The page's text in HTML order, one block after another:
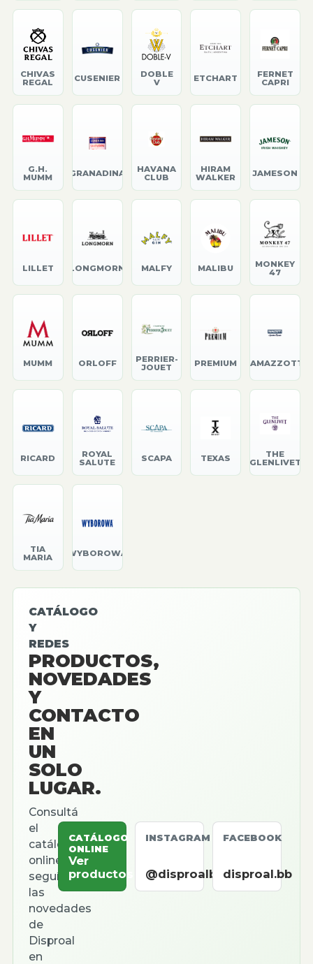
CHIVAS
REGAL
CUSENIER
DOBLE
V
ETCHART
FERNET
CAPRI
G.H.
MUMM
GRANADINA
HAVANA
CLUB
HIRAM
WALKER
JAMESON
LILLET LONGMORN MALFY MALIBU
MONKEY
47
MUMM ORLOFF
PERRIER-
JOUET
PREMIUM RAMAZZOTTI
RICARD
ROYAL
SALUTE
SCAPA TEXAS
THE
GLENLIVET
TIA
MARIA
WYBOROWA
CATÁLOGO
Y
REDES
PRODUCTOS,
NOVEDADES
Y
CONTACTO
EN
UN
SOLO
LUGAR.
Consultá
el
catálogo
online,
seguí
las
novedades
de
Disproal
en
CATÁLOGO
ONLINE
Ver
productos
INSTAGRAM
@disproalbb
FACEBOOK
disproal.bb